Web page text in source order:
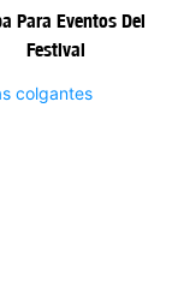
Para Eventos Del
Festival